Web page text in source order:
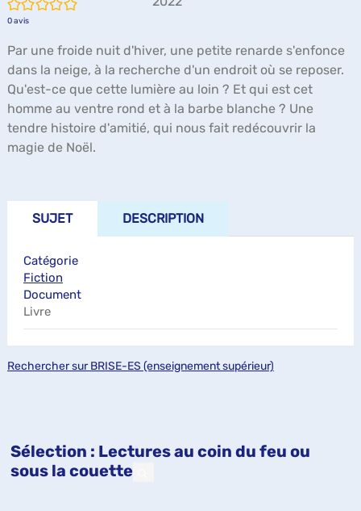
0avis
Par une froide nuit d'hiver, une petite renarde s'enfonce
dans la neige, à la recherche d'un endroit où se reposer.
Qu'est-ce que cette lumière au loin ? Et qui est cet
homme au ventre rond et à la barbe blanche ? Une
tendre histoire d'amitié, qui nous fait redécouvrir la
magie de Noël.
SUJET DESCRIPTION
Catégorie
Fiction
Document
Livre
Rechercher sur BRISE-ES (enseignement supérieur)
Sélection : Lectures au coin du feu ou
sous la couette